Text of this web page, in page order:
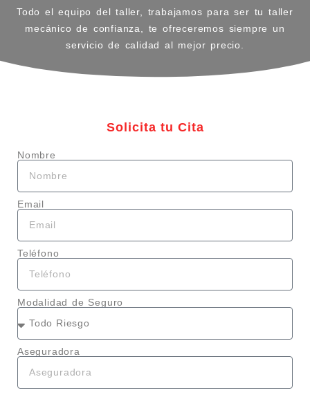
Todo el equipo del taller, trabajamos para ser tu taller
mecánico de confianza, te ofreceremos siempre un
servicio de calidad al mejor precio.
Solicita tu Cita
Nombre
Email
Teléfono
Modalidad de Seguro
Aseguradora